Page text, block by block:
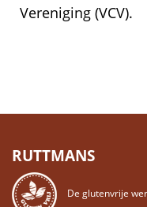
Vereniging (VCV).
RUTTMANS
De glutenvrije